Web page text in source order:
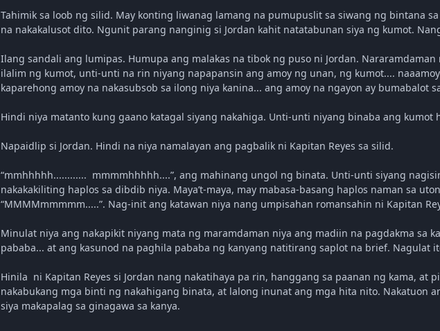
Tahimik sa loob ng silid. May konting liwanag lamang na pumupuslit sa siwang ng bintana
na nakakalusot dito. Ngunit parang nanginig si Jordan kahit natatabunan siya ng kumot.
Ilang sandali ang lumipas. Humupa ang malakas na tibok ng puso ni Jordan.
ilalim ng kumot, unti-unti na rin niyang napapansin ang amoy ng unan, ng kumot....
kaparehong amoy na nakasubsob sa ilong niya kanina... ang amoy na ngayon ay bumabalot
Hindi niya matanto kung gaano katagal siyang nakahiga. Unti-unti niyang binaba ang
Napaidlip si Jordan. Hindi na niya namalayan ang pagbalik ni Kapitan Reyes sa silid.
“mmhhhhh............ mmmmhhhhh....”, ang mahinang ungol ng binata. Unti-unti siyang
nakakakiliting haplos sa dibdib niya. Maya’t-maya, may mabasa-basang haplos naman sa
“MMMMmmmmm.....”. Nag-init ang katawan niya nang umpisahan romansahin ni Kapitan
Minulat niya ang nakapikit niyang mata ng maramdaman niya ang madiin na pagdakma sa
pababa... at ang kasunod na paghila pababa ng kanyang natitirang saplot na brief. Nagulat
Hinila ni Kapitan Reyes si Jordan nang nakatihaya pa rin, hanggang sa paanan ng kama, at
nakabukang mga binti ng nakahigang binata, at lalong inunat ang mga hita nito. Nakatuon
siya makapalag sa ginagawa sa kanya.